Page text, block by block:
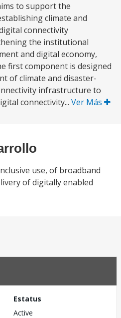
to support the
climate and
connectivity
the institutional
and digital economy,
first component is designed
of climate and disaster-
infrastructure to
connectivity... Ver Más
use, of broadband
of digitally enabled
Estatus
Active